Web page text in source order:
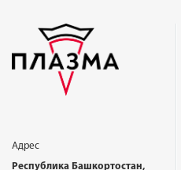
Адрес
Республика Башкортостан,